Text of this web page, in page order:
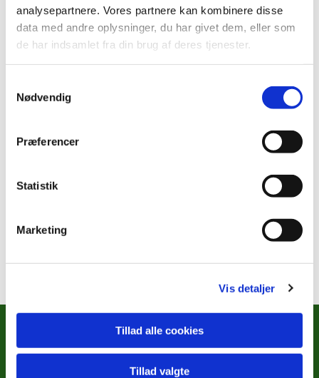
analysepartnere. Vores partnere kan kombinere disse
data med andre oplysninger, du har givet dem, eller som
de har indsamlet fra din brug af deres tjenester.
Nødvendig
Præferencer
Statistik
Marketing
Vis detaljer
Tillad alle cookies
Tillad valgte
Vores tøjlager mangler sneakers, strømper,
Har du noget af ovenstående i gemmerne, modtager vi
Kontakt Elisabeth på tlf. 48 80 77 25.
METODISTKIRKENS SOCIALE
ARBEJDE